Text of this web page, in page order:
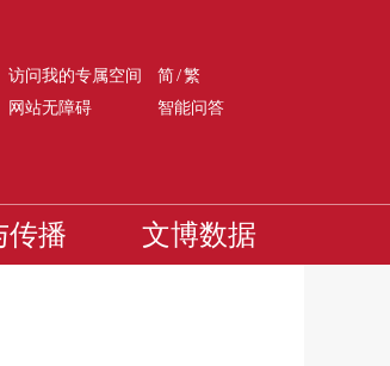
访问我的专属空间 简/繁
网站无障碍
智能问答
传播 文博数据